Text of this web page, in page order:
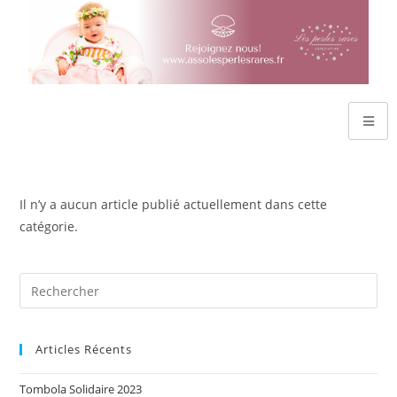
Il n’y a aucun article publié actuellement dans cette
catégorie.
Articles Récents
Tombola Solidaire 2023